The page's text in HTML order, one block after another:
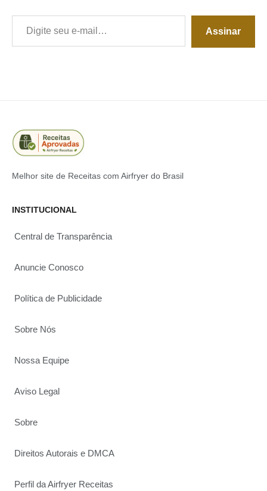
Digite seu e-mail…
Assinar
Melhor site de Receitas com Airfryer do Brasil
INSTITUCIONAL
Central de Transparência
Anuncie Conosco
Política de Publicidade
Sobre Nós
Nossa Equipe
Aviso Legal
Sobre
Direitos Autorais e DMCA
Perfil da Airfryer Receitas